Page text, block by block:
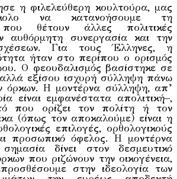
η φιλελεύθερη κουλτούρα, μας
να κατανοήσουμε τη
που θέτουν άλλες πολιτικές
αυθόρμητη συνεργασία και την
Για τους Έλληνες, η
ήταν στο περίπου ο ορισμός
Ο φεουδαλισμός βασίστηκε σε
αλλά εξίσου ισχυρή σύλληψη πάνω
όρκων. Η μοντέρνα σύλληψη, απ’
είναι εμφανέστατα απολιτική–,
που ορίζει τον πολίτη ή τον
(όπως τον αποκαλούμε) είναι η
επιλογές, ορθολογικούς
προσωπικό όφελος. Η μοντέρνα
δίνει στον δεσμευτικό
που ριζώνουν την οικογένεια,
στην ιδεολογία των